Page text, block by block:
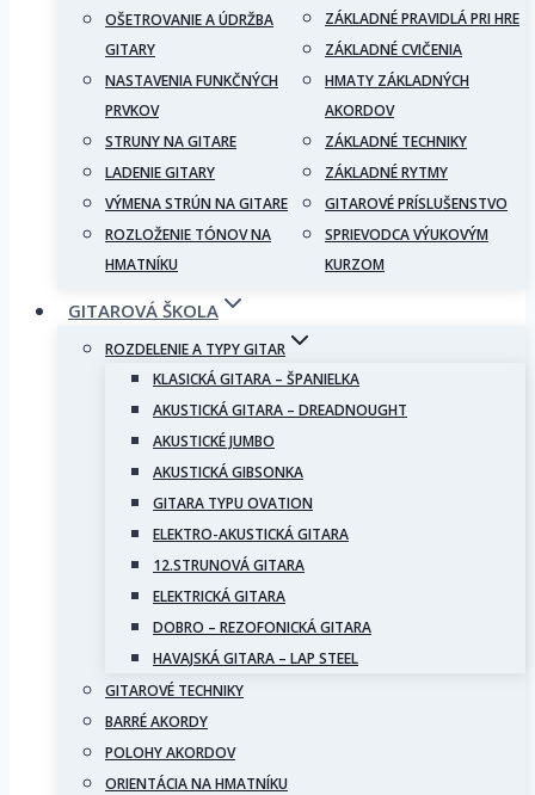
OŠETROVANIE A ÚDRŽBA
GITARY
NASTAVENIA FUNKČNÝCH
PRVKOV
STRUNY NA GITARE
LADENIE GITARY
VÝMENA STRÚN NA GITARE
ROZLOŽENIE TÓNOV NA
HMATNÍKU
ZÁKLADNÉ PRAVIDLÁ PRI HRE
ZÁKLADNÉ CVIČENIA
HMATY ZÁKLADNÝCH
AKORDOV
ZÁKLADNÉ TECHNIKY
ZÁKLADNÉ RYTMY
GITAROVÉ PRÍSLUŠENSTVO
SPRIEVODCA VÝUKOVÝM
KURZOM
GITAROVÁ ŠKOLA
ROZDELENIE A TYPY GITAR
KLASICKÁ GITARA – ŠPANIELKA
AKUSTICKÁ GITARA – DREADNOUGHT
AKUSTICKÉ JUMBO
AKUSTICKÁ GIBSONKA
GITARA TYPU OVATION
ELEKTRO-AKUSTICKÁ GITARA
12.STRUNOVÁ GITARA
ELEKTRICKÁ GITARA
DOBRO – REZOFONICKÁ GITARA
HAVAJSKÁ GITARA – LAP STEEL
GITAROVÉ TECHNIKY
BARRÉ AKORDY
POLOHY AKORDOV
ORIENTÁCIA NA HMATNÍKU